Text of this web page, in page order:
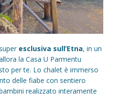
esclusiva sull’Etna, in un
la Casa U Parmentu
per te. Lo chalet è immerso
delle fiabe con sentiero
realizzato interamente